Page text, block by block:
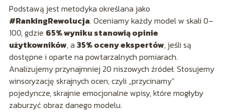
Podstawą jest metodyka określana jako
#RankingRewolucja. Oceniamy każdy model w skali 0–
100, gdzie 65% wyniku stanowią opinie
użytkowników, a 35% oceny ekspertów, jeśli są
dostępne i oparte na powtarzalnych pomiarach.
Analizujemy przynajmniej 20 niszowych źródeł. Stosujemy
winsoryzację skrajnych ocen, czyli „przycinamy”
pojedyncze, skrajnie emocjonalne wpisy, które mogłyby
zaburzyć obraz danego modelu.